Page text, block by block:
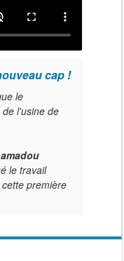
cap !
le
l'usine de
le travail
première